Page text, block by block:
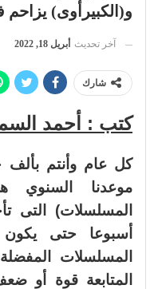
و(الكبيرأوى)
آخر تحديث أبريل 18, 2022
شارك
كتب : أحمد
كل عام وأنتم بألف
موعدنا السنوي
المسلسلات) التى
أسبوعا حتى
المسلسلات
المتابعة قوة أو